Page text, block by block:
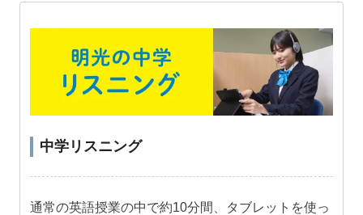
中学リスニング
通常の英語授業の中で約10分間、タブレットを使っ